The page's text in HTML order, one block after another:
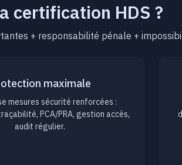
certification HDS ?
+ responsabilité pénale +
maximale
mesures sécurité renforcées :
PCA/PRA, gestion accès,
audit régulier.